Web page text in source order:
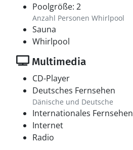
Poolgröße: 2
Anzahl Personen Whirlpool
Sauna
Whirlpool
Multimedia
CD-Player
Deutsches Fernsehen
Dänische und Deutsche
Internationales Fernsehen
Internet
Radio